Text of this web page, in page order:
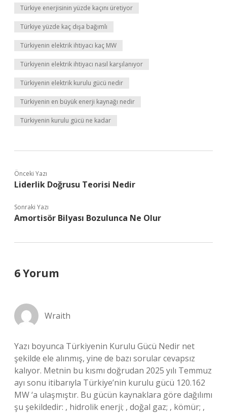
Türkiye enerjisinin yüzde kaçını üretiyor
Türkiye yüzde kaç dışa bağımlı
Türkiyenin elektrik ihtiyacı kaç MW
Türkiyenin elektrik ihtiyacı nasıl karşılanıyor
Türkiyenin elektrik kurulu gücü nedir
Türkiyenin en büyük enerji kaynağı nedir
Türkiyenin kurulu gücü ne kadar
Önceki Yazı
Liderlik Doğrusu Teorisi Nedir
Sonraki Yazı
Amortisör Bilyası Bozulunca Ne Olur
6 Yorum
Wraith
Yazı boyunca Türkiyenin Kurulu Gücü Nedir net
şekilde ele alınmış, yine de bazı sorular cevapsız
kalıyor. Metnin bu kısmı doğrudan 2025 yılı Temmuz
ayı sonu itibarıyla Türkiye’nin kurulu gücü 120.162
MW ‘a ulaşmıştır. Bu gücün kaynaklara göre dağılımı
şu şekildedir: , hidrolik enerji; , doğal gaz; , kömür; ,